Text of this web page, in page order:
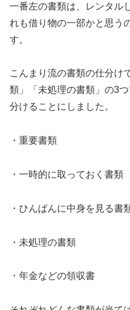
一番左の書類は、レンタル
れも借り物の一部かと思う
す。
こんまり流の書類の仕分け
類」「未処理の書類」の3
分けることにしました。
・重要書類
・一時的に取っておく書類
・ひんぱんに中身を見る書
・未処理の書類
・年金などの領収書